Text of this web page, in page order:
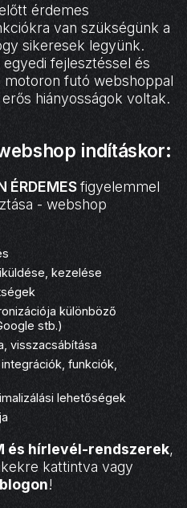
érdemes
van szükségünk a
sikeresek legyünk.
fejlesztéssel és
futó webshoppal
hiányosságok voltak.
indításkor:
ÉRDEMESfigyelemmel
- webshop
kezelése
különböző
stb.)
visszacsábítása
funkciók,
lehetőségek
és hírlevél-rendszerek,
kattintva vagy
!